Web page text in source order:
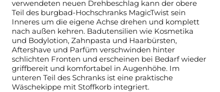
verwendeten neuen Drehbeschlag kann der obere
Teil des burgbad-Hochschranks MagicTwist sein
Inneres um die eigene Achse drehen und komplett
nach außen kehren. Badutensilien wie Kosmetika
und Bodylotion, Zahnpasta und Haarbürsten,
Aftershave und Parfüm verschwinden hinter
schlichten Fronten und erscheinen bei Bedarf wieder
griffbereit und komfortabel in Augenhöhe. Im
unteren Teil des Schranks ist eine praktische
Wäschekippe mit Stoffkorb integriert.